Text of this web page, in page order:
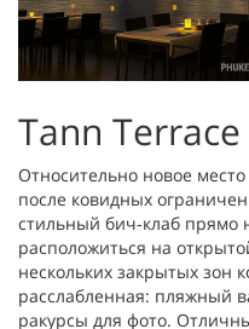
Tann Terrace
Относительно новое
после ковидных
стильный бич‑клаб
расположиться на
нескольких закрытых зон
расслабленная: пляжный
ракурсы для фото.